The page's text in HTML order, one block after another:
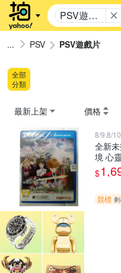
PSV遊戲
片
PSV PSV遊戲片
全部
分類
最新上架 價格
8/9.8/
全新
境 心
TOHR
$
競標